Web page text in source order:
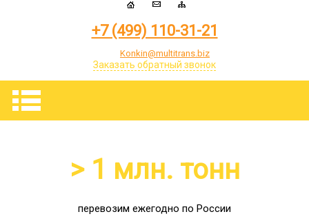
+7 (499) 110-31-21
Konkin@multitrans.biz
Заказать обратный звонок
> 1 млн. тонн
перевозим ежегодно по России